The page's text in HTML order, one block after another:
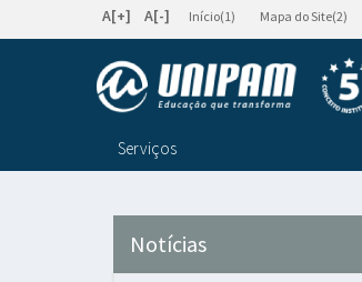
A[+] A[-] Início(1) Mapa do Site(2)
Serviços
Notícias